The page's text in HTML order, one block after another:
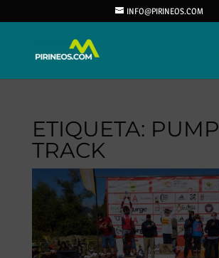
INFO@PIRINEOS.COM
ETIQUETA: PUMP
TRACK